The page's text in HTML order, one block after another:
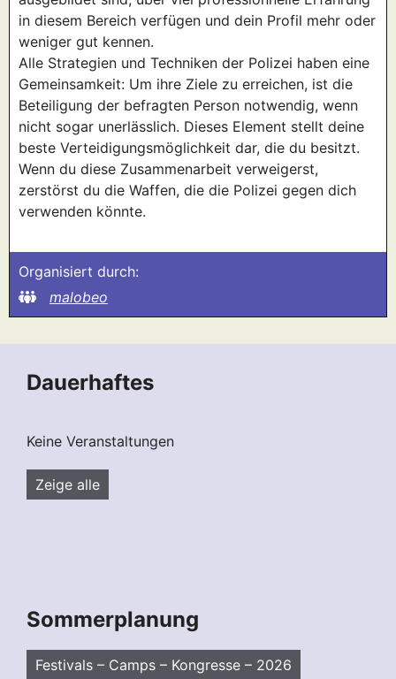
in diesem Bereich verfügen und dein Profil mehr oder
weniger gut kennen.
Alle Strategien und Techniken der Polizei haben eine
Gemeinsamkeit: Um ihre Ziele zu erreichen, ist die
Beteiligung der befragten Person notwendig, wenn
nicht sogar unerlässlich. Dieses Element stellt deine
beste Verteidigungsmöglichkeit dar, die du besitzt.
Wenn du diese Zusammenarbeit verweigerst,
zerstörst du die Waffen, die die Polizei gegen dich
verwenden könnte.
Organisiert durch:
malobeo
Dauerhaftes
Keine Veranstaltungen
Zeige alle
Sommerplanung
Festivals – Camps – Kongresse – 2026